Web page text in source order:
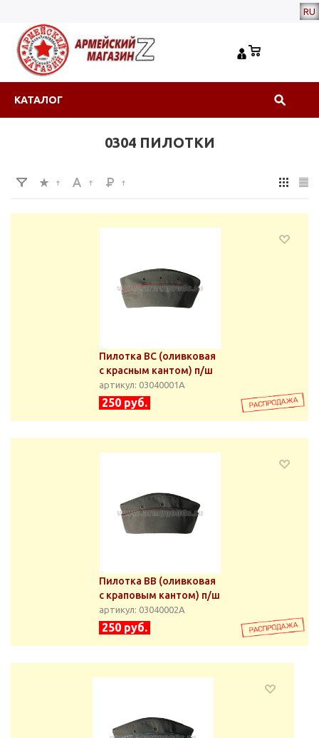
RU
КАТАЛОГ
0304 ПИЛОТКИ
Пилотка ВС (оливковая
с красным кантом) п/ш
артикул: 03040001А
250 руб.
Пилотка ВВ (оливковая
с краповым кантом) п/ш
артикул: 03040002А
250 руб.